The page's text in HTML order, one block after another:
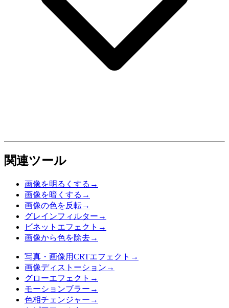
関連ツール
画像を明るくする →
画像を暗くする →
画像の色を反転→
グレインフィルター →
ビネットエフェクト →
画像から色を除去→
写真・画像用CRTエフェクト →
画像ディストーション →
グローエフェクト →
モーションブラー →
色相チェンジャー →